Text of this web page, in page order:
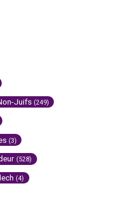
Juifs (249)
(3)
(528)
(4)